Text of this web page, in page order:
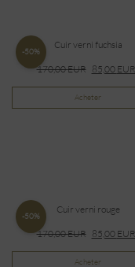
-50%
Cuir verni fuchsia
170,00EUR 85,00 EUR
Acheter
-50%
Cuir verni rouge
170,00EUR 85,00 EUR
Acheter